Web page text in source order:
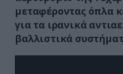
μεταφέροντας όπλα
για τα ιρανικά
βαλλιστικά